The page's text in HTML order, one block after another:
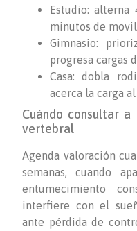
Estudio: alterna
minutos de
Gimnasio:
progresa cargas
Casa: dobla
acerca la carga
Cuándo consultar a
vertebral
Agenda valoración
semanas, cuando
entumecimiento
interfiere con el
ante pérdida de